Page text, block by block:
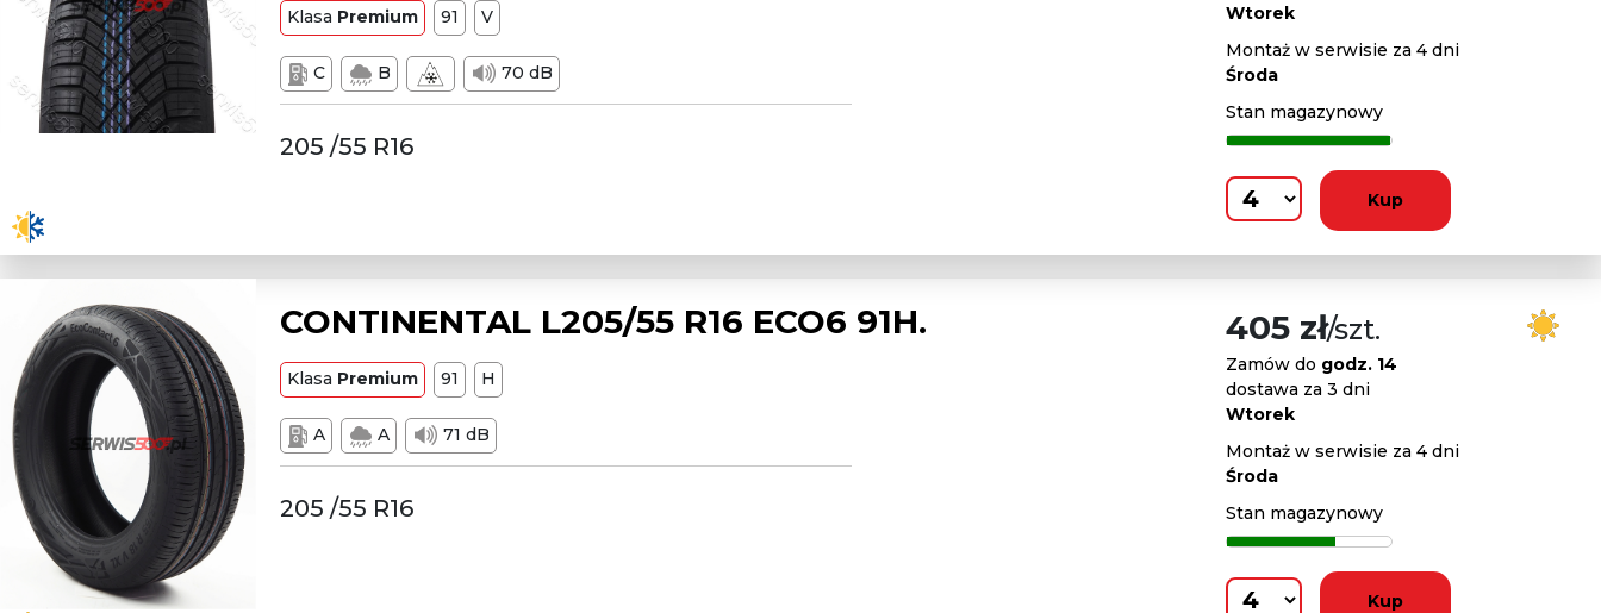
Klasa Premium 91 V
C B 70 dB
205 /55 R16
Wtorek
Montaż w serwisie za 4 dni
Środa
Stan magazynowy
Kup
CONTINENTAL L205/55 R16 ECO6 91H.
Klasa Premium 91 H
A A 71 dB
205 /55 R16
405 zł/szt.
Zamów do godz. 14
dostawa za 3 dni
Wtorek
Montaż w serwisie za 4 dni
Środa
Stan magazynowy
Kup